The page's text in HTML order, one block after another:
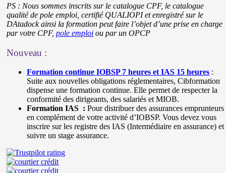
PS : Nous sommes inscrits sur le catalogue CPF, le catalogue
qualité de pole emploi, certifié QUALIOPI et enregistré sur le
DAtadock ainsi la formation peut faire l’objet d’une prise en charge
par votre CPF,pole emploi ou par un OPCP
Nouveau :
Formation continue IOBSP 7 heures et IAS 15 heures :
Suite aux nouvelles obligations réglementaires, Cibformation
dispense une formation continue. Elle permet de respecter la
conformité des dirigeants, des salariés et MIOB.
Formation IAS : Pour distribuer des assurances emprunteurs
en complément de votre activité d’IOBSP. Vous devez vous
inscrire sur les registre des IAS (Intermédiaire en assurance) et
suivre un stage assurance.